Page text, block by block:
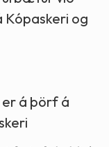
og
á þörf á